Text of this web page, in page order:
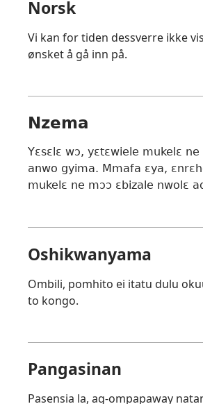
Norsk
Vi kan for tiden dessverre ikke
ønsket å gå inn på.
Nzema
Yɛsɛlɛ wɔ, yɛtɛwiele mukelɛ
anwo gyima. Mmafa ɛya,
mukelɛ ne mɔɔ ɛbizale nwolɛ
Oshikwanyama
Ombili, pomhito ei itatu dulu
to kongo.
Pangasinan
Pasensia la, ag-ompapaway